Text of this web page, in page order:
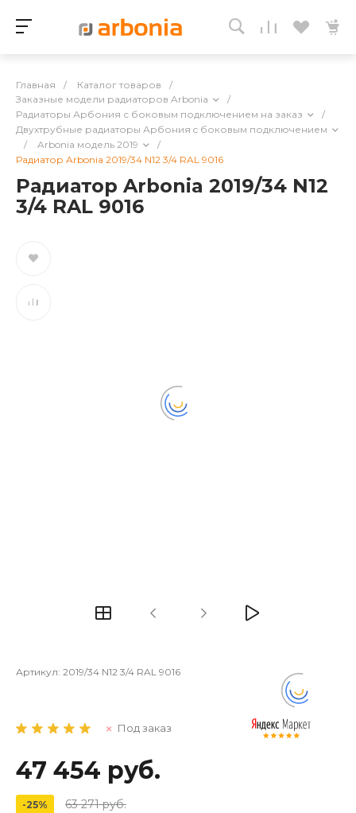
Главная / Каталог товаров
/
Заказные модели радиаторов Arbonia
/
Радиаторы Арбония с боковым подключением на заказ
/
Двухтрубные радиаторы Арбония c боковым подключением
/
Arbonia модель 2019
/
Радиатор Arbonia 2019/34 N12 3/4 RAL 9016
Радиатор Arbonia 2019/34 N12
3/4 RAL 9016
Артикул: 2019/34 N12 3/4 RAL 9016
Под заказ
47 454 руб.
-25% 63 271 руб.